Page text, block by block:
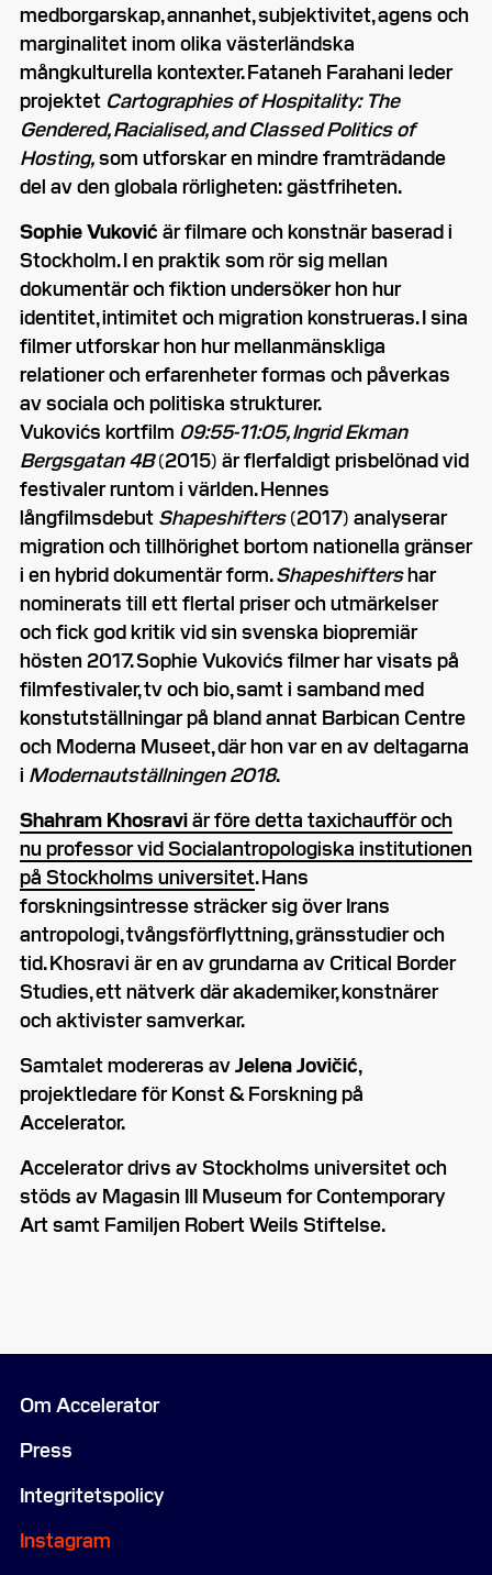
medborgarskap, annanhet, subjektivitet, agens och
marginalitet inom olika västerländska
mångkulturella kontexter. Fataneh Farahani leder
projektet Cartographies of Hospitality: The
Gendered, Racialised, and Classed Politics of
Hosting,som utforskar en mindre framträdande
del av den globala rörligheten: gästfriheten.
Sophie Vuković är filmare och konstnär baserad i
Stockholm. I en praktik som rör sig mellan
dokumentär och fiktion undersöker hon hur
identitet, intimitet och migration konstrueras. I sina
filmer utforskar hon hur mellanmänskliga
relationer och erfarenheter formas och påverkas
av sociala och politiska strukturer.
Vukovićs kortfilm 09:55-11:05, Ingrid Ekman
Bergsgatan 4B(2015) är flerfaldigt prisbelönad vid
festivaler runtom i världen. Hennes
långfilmsdebut Shapeshifters(2017) analyserar
migration och tillhörighet bortom nationella gränser
i en hybrid dokumentär form.Shapeshiftershar
nominerats till ett flertal priser och utmärkelser
och fick god kritik vid sin svenska biopremiär
hösten 2017. Sophie Vukovićs filmer har visats på
filmfestivaler, tv och bio, samt i samband med
konstutställningar på bland annat Barbican Centre
och Moderna Museet, där hon var en av deltagarna
i Modernautställningen 2018.
Shahram Khosraviär före detta taxichaufför och
nu professor vid Socialantropologiska institutionen
på Stockholms universitet. Hans
forskningsintresse sträcker sig över Irans
antropologi, tvångsförflyttning, gränsstudier och
tid. Khosravi är en av grundarna av Critical Border
Studies, ett nätverk där akademiker, konstnärer
och aktivister samverkar.
Samtalet modereras avJelena Jovičić,
projektledare för Konst & Forskning på
Accelerator.
Accelerator drivs av Stockholms universitet och
stöds av Magasin III Museum for Contemporary
Art samt Familjen Robert Weils Stiftelse.
Om Accelerator
Press
Integritetspolicy
Instagram